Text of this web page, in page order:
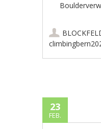
23
FEB.